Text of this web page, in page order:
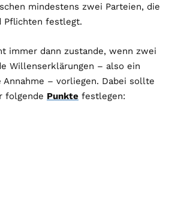
mindestens zwei Parteien, die
Pflichten festlegt.
immer dann zustande, wenn zwei
Willenserklärungen – also ein
Annahme – vorliegen. Dabei sollte
folgende Punkte festlegen: